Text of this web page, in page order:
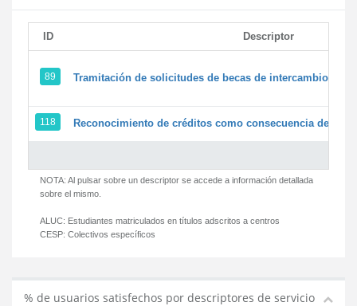
ID Descriptor
89 Tramitación de solicitudes de becas de intercambio
118 Reconocimiento de créditos como consecuencia de un
NOTA: Al pulsar sobre un descriptor se accede a información detallada
sobre el mismo.
ALUC: Estudiantes matriculados en títulos adscritos a centros
CESP: Colectivos específicos
% de usuarios satisfechos por descriptores de servicio